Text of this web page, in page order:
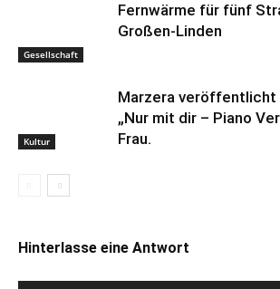
Gesellschaft
Fernwärme für fünf
Großen-Linden
Kultur
Marzera veröffentlicht
„Nur mit dir – Piano
Frau.
Hinterlasse eine Antwort